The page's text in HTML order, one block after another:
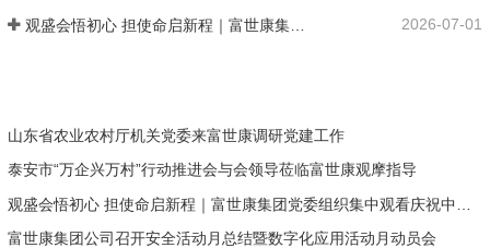
2026-07-01
山东省农业农村厅机关党委来富世康调研党建工作
泰安市“万企兴万村”行动推进会与会领导莅临富世康观摩指导
富世康集团公司召开安全活动月总结暨数字化应用活动月动员会